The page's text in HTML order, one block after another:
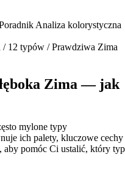
Analiza kolorystyczna
/ 12 typów / Prawdziwa Zima
Zima — jak
mylone typy
ich palety, kluczowe cechy
pomóc Ci ustalić, który typ